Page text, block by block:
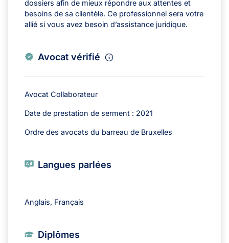
dossiers afin de mieux répondre aux attentes et
besoins de sa clientèle. Ce professionnel sera votre
allié si vous avez besoin d’assistance juridique.
Avocat vérifié
Avocat Collaborateur
Date de prestation de serment : 2021
Ordre des avocats du barreau de Bruxelles
Langues parlées
Anglais, Français
Diplômes